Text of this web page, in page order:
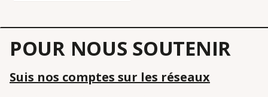
POUR NOUS SOUTENIR
Suis nos comptes sur les réseaux